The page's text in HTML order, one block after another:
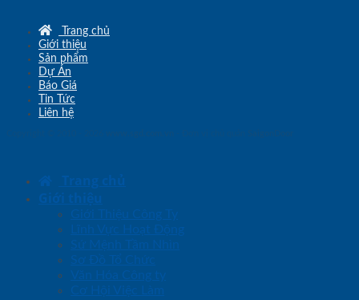
Trang chủ
Giới thiệu
Sản phẩm
Dự Án
Báo Giá
Tin Tức
Liên hệ
Trang chủ
Giới thiệu
Giới Thiệu Công Ty
Lĩnh Vực Hoạt Động
Sứ Mệnh Tầm Nhìn
Sơ Đồ Tổ Chức
Văn Hóa Công ty
Cơ Hội Việc Làm